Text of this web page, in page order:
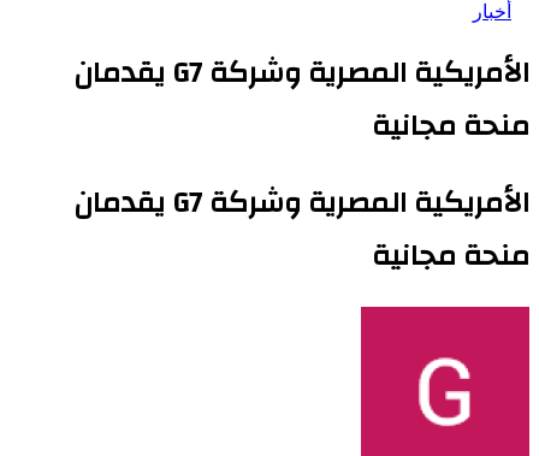
أخبار
الأمريكية المصرية وشركة G7 يقدمان
منحة مجانية
الأمريكية المصرية وشركة G7 يقدمان
منحة مجانية